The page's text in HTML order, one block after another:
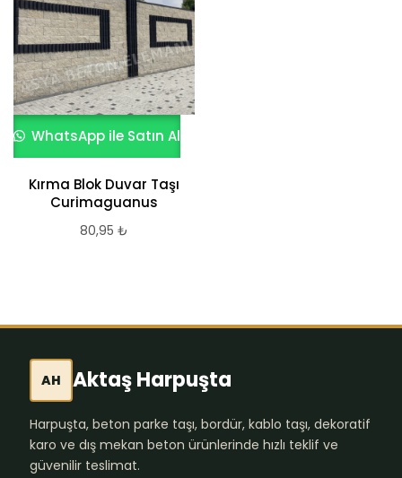
WhatsApp ile Satın Al
Kırma Blok Duvar Taşı
Curimaguanus
80,95 ₺
AH Aktaş Harpuşta
Harpuşta, beton parke taşı, bordür, kablo taşı, dekoratif
karo ve dış mekan beton ürünlerinde hızlı teklif ve
güvenilir teslimat.